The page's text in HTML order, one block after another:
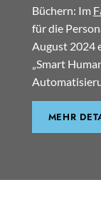
Büchern: Im
für die
August 2024
„Smart
MEHR